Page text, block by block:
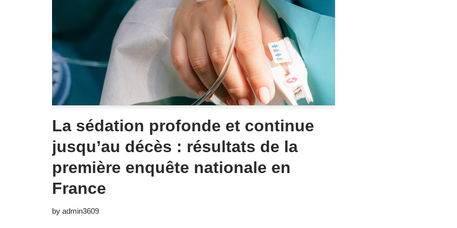
La sédation profonde et continue
jusqu’au décès : résultats de la
première enquête nationale en
France
by admin3609